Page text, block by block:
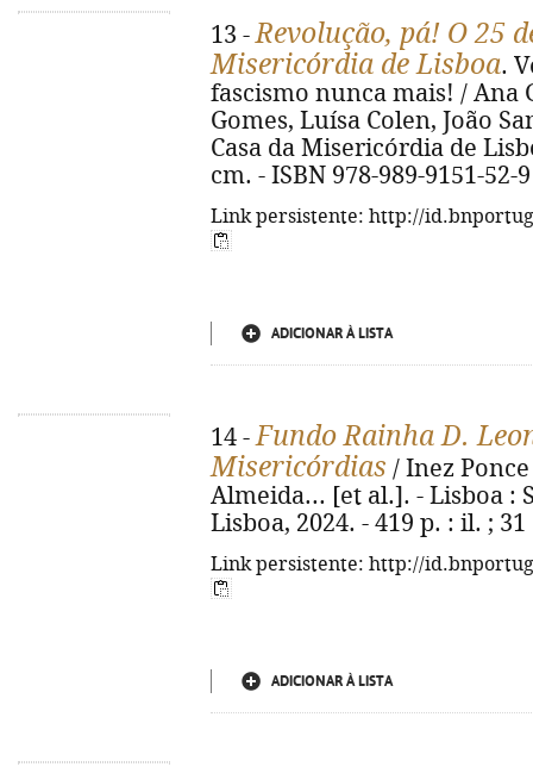
13 -Revolução, pá! O 25
Misericórdia de Lisboa.
fascismo nunca mais! / Ana
Gomes, Luísa Colen, João
Casa da Misericórdia de
cm. - ISBN 978-989-9151-52-9
Link persistente: http://
ADICIONAR À LISTA
14 -Fundo Rainha D.
Misericórdias / Inez
Almeida... [et al.]. - Lisboa :
Lisboa, 2024. - 419 p. : il. ;
Link persistente: http://
ADICIONAR À LISTA